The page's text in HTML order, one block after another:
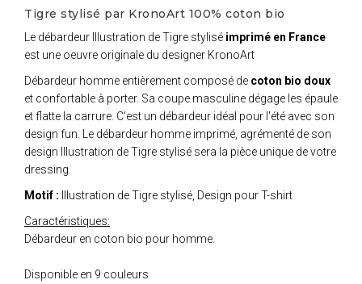
Tigre stylisé par KronoArt 100% coton bio
Le débardeur Illustration de Tigre stylisé imprimé en France
est une oeuvre originale du designer KronoArt
Débardeur homme entièrement composé de coton bio doux
et confortable à porter. Sa coupe masculine dégage les épaule
et flatte la carrure. C'est un débardeur idéal pour l'été avec son
design fun. Le débardeur homme imprimé, agrémenté de son
design Illustration de Tigre stylisé sera la pièce unique de votre
dressing.
Motif : Illustration de Tigre stylisé, Design pour T-shirt
Caractéristiques:
Débardeur en coton bio pour homme.
Disponible en 9 couleurs